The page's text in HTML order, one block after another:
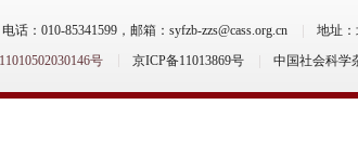
：010-85341599，邮箱：syfzb-zzs@cass.org.cn 地址
号
京ICP备11013869号 中国社会科学